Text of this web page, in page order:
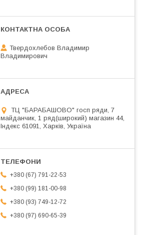
Твердохлебов Владимир
Владимирович
ТЦ "БАРАБАШОВО" госп ряди, 7
майданчик, 1 ряд(широкий) магазин 44,
Індекс 61091, Харків, Україна
+380 (67) 791-22-53
+380 (99) 181-00-98
+380 (93) 749-12-72
+380 (97) 690-65-39